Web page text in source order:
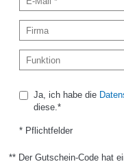
Ja, ich habe die
diese.*
* Pflichtfelder
** Der Gutschein-Code hat